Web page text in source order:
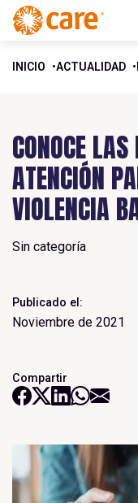
INICIO ACTUALIDAD
CONOCE
ATENCIÓN
VIOLENCIA
Sin categoría
Publicado el:
Noviembre de 2021
Compartir